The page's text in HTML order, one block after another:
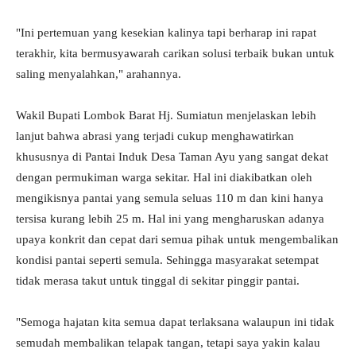
"Ini pertemuan yang kesekian kalinya tapi berharap ini rapat
terakhir, kita bermusyawarah carikan solusi terbaik bukan untuk
saling menyalahkan," arahannya.
Wakil Bupati Lombok Barat Hj. Sumiatun menjelaskan lebih
lanjut bahwa abrasi yang terjadi cukup menghawatirkan
khususnya di Pantai Induk Desa Taman Ayu yang sangat dekat
dengan permukiman warga sekitar. Hal ini diakibatkan oleh
mengikisnya pantai yang semula seluas 110 m dan kini hanya
tersisa kurang lebih 25 m. Hal ini yang mengharuskan adanya
upaya konkrit dan cepat dari semua pihak untuk mengembalikan
kondisi pantai seperti semula. Sehingga masyarakat setempat
tidak merasa takut untuk tinggal di sekitar pinggir pantai.
"Semoga hajatan kita semua dapat terlaksana walaupun ini tidak
semudah membalikan telapak tangan, tetapi saya yakin kalau